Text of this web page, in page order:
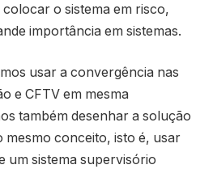
o sistema em risco,
importância em sistemas.
usar a convergência nas
e CFTV em mesma
também desenhar a solução
mesmo conceito, isto é, usar
um sistema supervisório